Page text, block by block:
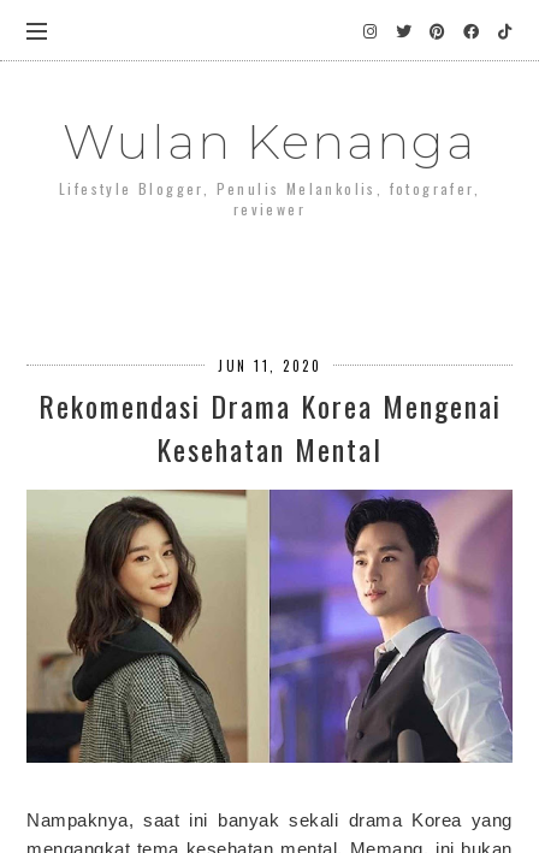
Wulan Kenanga
Lifestyle Blogger, Penulis Melankolis, fotografer,
reviewer
JUN 11, 2020
Rekomendasi Drama Korea Mengenai
Kesehatan Mental
Nampaknya, saat ini banyak sekali drama Korea yang
mengangkat tema kesehatan mental. Memang, ini bukan